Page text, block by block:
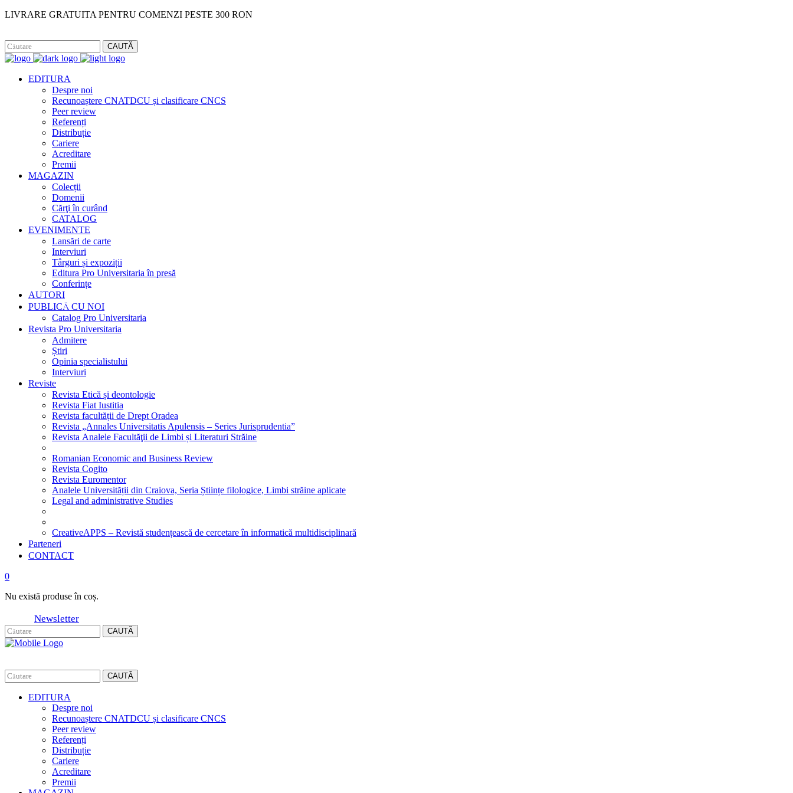
LIVRARE GRATUITA PENTRU COMENZI PESTE 300 RON
CAUTĂ
EDITURA
Despre noi
Recunoaștere CNATDCU și clasificare CNCS
Peer review
Referenți
Distribuție
Cariere
Acreditare
Premii
MAGAZIN
Colecții
Domenii
Cărţi în curând
CATALOG
EVENIMENTE
Lansări de carte
Interviuri
Târguri și expoziții
Editura Pro Universitaria în presă
Conferințe
AUTORI
PUBLICĂ CU NOI
Catalog Pro Universitaria
Revista Pro Universitaria
Admitere
Știri
Opinia specialistului
Interviuri
Reviste
Revista Etică și deontologie
Revista Fiat Iustitia
Revista facultății de Drept Oradea
Revista „Annales Universitatis Apulensis – Series Jurisprudentia”
Revista Analele Facultăţii de Limbi și Literaturi Străine
Romanian Economic and Business Review
Revista Cogito
Revista Euromentor
Analele Universității din Craiova, Seria Științe filologice, Limbi străine aplicate
Legal and administrative Studies
CreativeAPPS – Revistă studențească de cercetare în informatică multidisciplinară
Parteneri
CONTACT
0
Nu există produse în coș.
Newsletter
CAUTĂ
CAUTĂ
EDITURA
Despre noi
Recunoaștere CNATDCU și clasificare CNCS
Peer review
Referenți
Distribuție
Cariere
Acreditare
Premii